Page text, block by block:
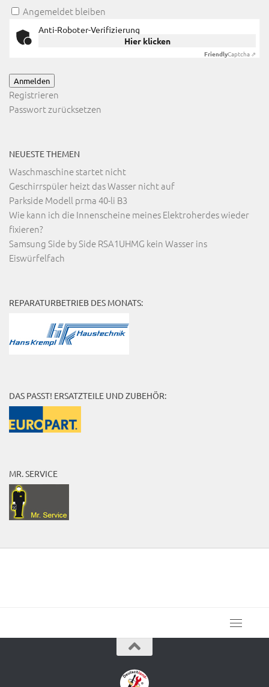
Angemeldet bleiben
Anti-Roboter-Verifizierung
Hier klicken
FriendlyCaptcha ⇗
Anmelden
Registrieren
Passwort zurücksetzen
NEUESTE THEMEN
Waschmaschine startet nicht
Geschirrspüler heizt das Wasser nicht auf
Parkside Modell prma 40-li B3
Wie kann ich die Innenscheine meines Elektroherdes wieder
fixieren?
Samsung Side by Side RSA1UHMG kein Wasser ins
Eiswürfelfach
REPARATURBETRIEB DES MONATS:
DAS PASST! ERSATZTEILE UND ZUBEHÖR:
MR. SERVICE